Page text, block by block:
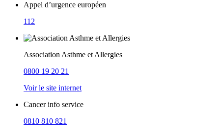
Appel d’urgence européen
112
Association Asthme et Allergies
0800 19 20 21
Voir le site internet
Cancer info service
0810 810 821